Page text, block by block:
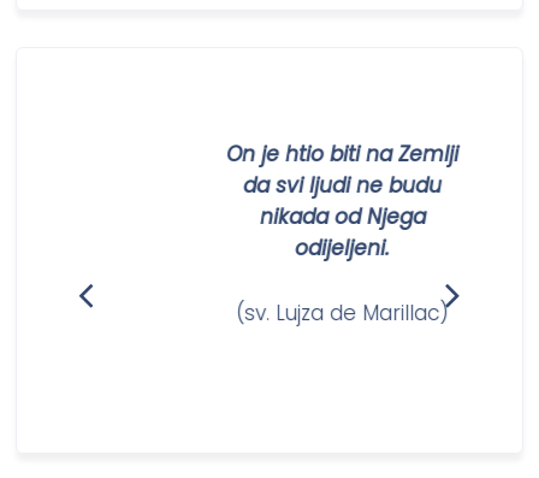
On je htio biti na Zemlji
da svi ljudi ne budu
nikada od Njega
odijeljeni.
(sv. Lujza de Marillac)